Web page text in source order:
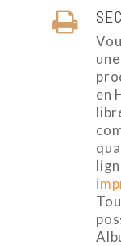
en